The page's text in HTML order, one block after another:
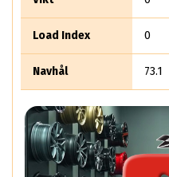
Load Index 0
Navhål 73.1